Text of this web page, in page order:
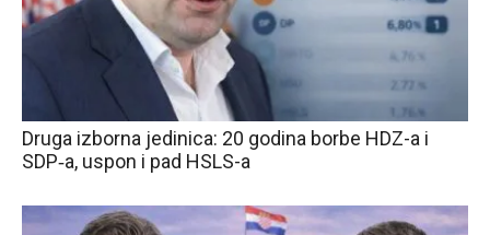
Druga izborna jedinica: 20 godina borbe HDZ-a i
SDP‑a, uspon i pad HSLS-a